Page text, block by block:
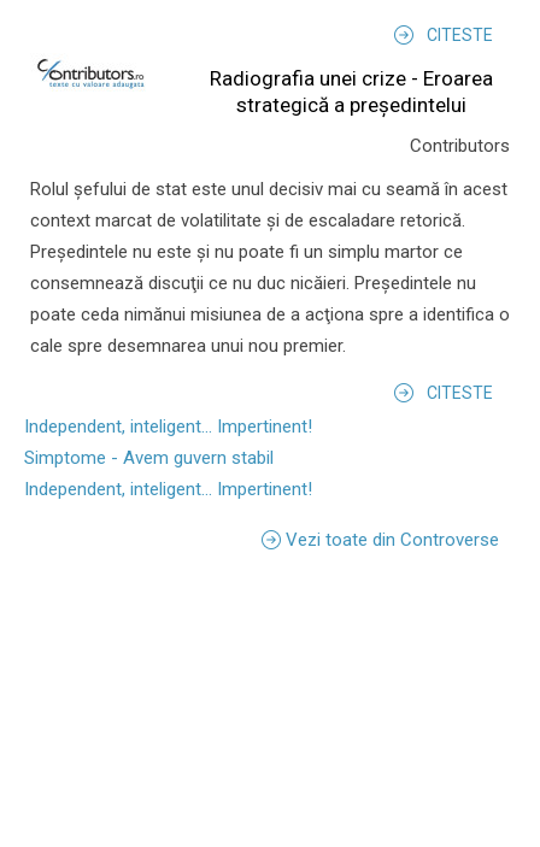
CITESTE
Radiografia unei crize - Eroarea
strategică a președintelui
Contributors
Rolul şefului de stat este unul decisiv mai cu seamă în acest
context marcat de volatilitate şi de escaladare retorică.
Preşedintele nu este şi nu poate fi un simplu martor ce
consemnează discuţii ce nu duc nicăieri. Preşedintele nu
poate ceda nimănui misiunea de a acţiona spre a identifica o
cale spre desemnarea unui nou premier.
CITESTE
Independent, inteligent... Impertinent!
Simptome - Avem guvern stabil
Independent, inteligent... Impertinent!
Vezi toate din Controverse